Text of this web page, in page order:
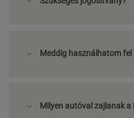
Meddig használhatom
Milyen autóval zajlanak a